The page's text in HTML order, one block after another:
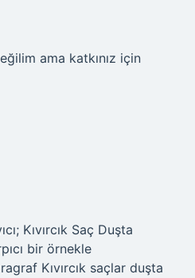
ama katkınız için
Kıvırcık Saç Duşta
bir örnekle
Kıvırcık saçlar duşta